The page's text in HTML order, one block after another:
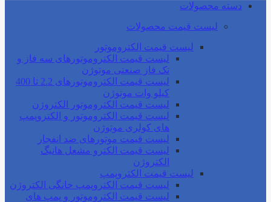
دسته محصولات
لیست قیمت محصولات
لیست قیمت الکتروموتور
لیست قیمت الکتروموتورهای سه فاز و
تک فاز صنعتی موتوژن
لیست قیمت الکتروموتورهای 2.2 تا 400
کیلو وات موتوژن
لیست قیمت الکتروموتور الکتروژن
لیست قیمت الکتروموتور و الکتروپمپ
های کولری موتوژن
لیست قیمت موتورهای ضد انفجار
لیست قیمت الکترو مشعل هانیگ
الکتروژن
لیست قیمت الکتروپمپ
لیست قیمت الکتروپمپ خانگی الکتروژن
لیست قیمت الکتروموتور و پمپ های